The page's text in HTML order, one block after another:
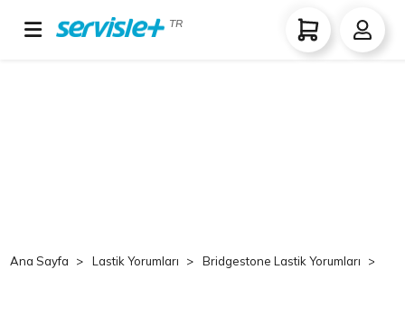
TR
Ana Sayfa Lastik Yorumları Bridgestone Lastik Yorumları